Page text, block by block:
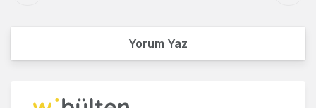
Yorum Yaz